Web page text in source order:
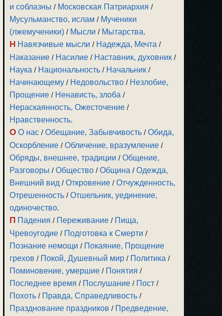
и соблазны / Московская Патриархия /
Мусульманство, ислам / Мученики
(лжемученики) / Мысли / Мытарства.
Н Навязчивые мысли / Надежда, Мечта /
Наказание / Насилие / Наставник, духовник /
Наука / Национальность / Начальник /
Начинающему / Недовольство / Незлобие,
Прощение / Ненависть, злоба /
Нераскаянность, Ожесточение /
Нравственность.
О О нас /Обещание, Забывчивость /Обида,
Оскорбление /Обличение, вразумление /
Обряды, внешнее, традиции /Общение,
Разговоры /Общество /Община /Одежда,
Внешний вид /Откровение /Отчужденность,
Отрешенность /Отшельник, уединение,
одиночество.
П Падения / Переживание / Пища,
Чревоугодие / Подготовка к Смерти /
Познание немощи / Покаяние, Прощение
грехов / Покой, Душевный мир / Политика /
Поминовение, умершие / Понятия /
Последнее время / Послушание / Пост /
Похоть / Правда, Справедливость /
Празднование праздников / Предведение,